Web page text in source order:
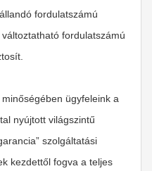
fordulatszámú
fordulatszámú
ügyfeleink a
nyújtott világszintű
szolgáltatási
kezdettől fogva a teljes